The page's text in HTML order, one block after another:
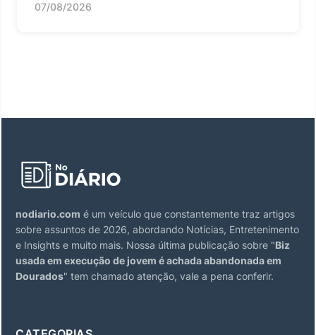
07/08/2026
nodiario.com é um veículo que constantemente traz artigos
sobre assuntos de 2026, abordando Notícias, Entretenimento
e Insights e muito mais. Nossa última publicação sobre "Biz
usada em execução de jovem é achada abandonada em
Dourados" tem chamado atenção, vale a pena conferir.